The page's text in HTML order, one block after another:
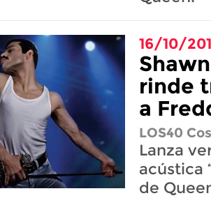
16/10/
rinde
a
LOS40
Lanza
acústica
de